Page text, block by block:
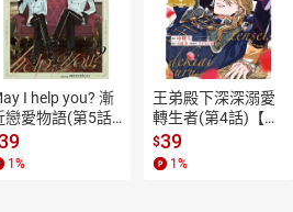
I help you? 漸
戀愛物語(第5話)
電子書】
1 %
王弟殿下深深溺愛
轉生者(第4話)【電
子書】
$39
1 %